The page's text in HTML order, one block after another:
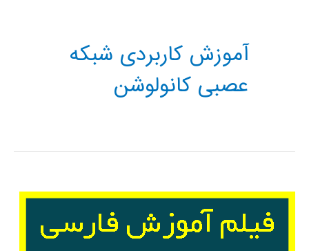
آموزش کاربردی شبکه
عصبی کانولوشن